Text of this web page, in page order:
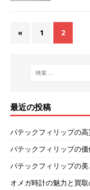
« 1 2
最近の投稿
パテックフィリップの
パテックフィリップの
パテックフィリップの
オメガ時計の魅力と買